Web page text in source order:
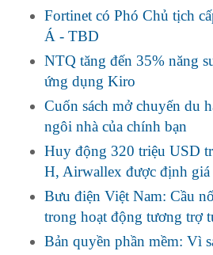
Fortinet có Phó Chủ tịch
Á - TBD
NTQ tăng đến 35% năng
ứng dụng Kiro
Cuốn sách mở chuyến du
ngôi nhà của chính bạn
Huy động 320 triệu USD
H, Airwallex được định
Bưu điện Việt Nam: Cầu
trong hoạt động tương trợ
Bản quyền phần mềm: Vì